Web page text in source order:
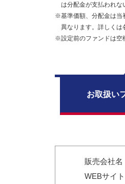
は分配金が支払われな
※基準価額、分配金は当
異なります。詳しくは
※設定前のファンドは空
お取扱い
販売会社名
WEBサイト